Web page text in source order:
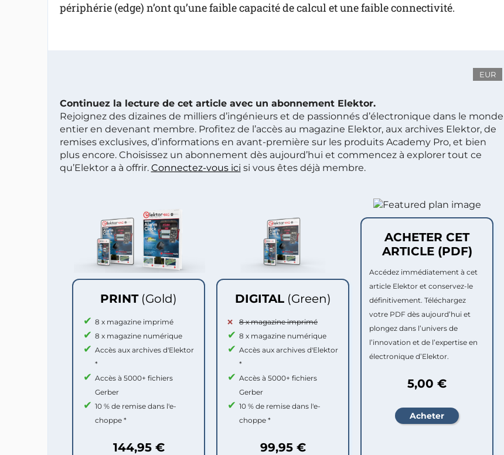
périphérie (edge) n’ont qu’une faible capacité de calcul et une faible connectivité.
EUR
Continuez la lecture de cet article avec un abonnement Elektor.
Rejoignez des dizaines de milliers d’ingénieurs et de passionnés d’électronique dans le monde
entier en devenant membre. Profitez de l’accès au magazine Elektor, aux archives Elektor, de
remises exclusives, d’informations en avant-première sur les produits Academy Pro, et bien
plus encore. Choisissez un abonnement dès aujourd’hui et commencez à explorer tout ce
qu’Elektor a à offrir. Connectez-vous ici si vous êtes déjà membre.
PRINT (Gold)
8 x magazine imprimé
8 x magazine numérique
Accès aux archives d'Elektor
*
Accès à 5000+ fichiers
Gerber
10 % de remise dans l'e-
choppe *
144,95 €
DIGITAL (Green)
8 x magazine imprimé
8 x magazine numérique
Accès aux archives d'Elektor
*
Accès à 5000+ fichiers
Gerber
10 % de remise dans l'e-
choppe *
99,95 €
ACHETER CET
ARTICLE (PDF)
Accédez immédiatement à cet
article Elektor et conservez-le
définitivement. Téléchargez
votre PDF dès aujourd’hui et
plongez dans l’univers de
l’innovation et de l’expertise en
électronique d’Elektor.
5,00 €